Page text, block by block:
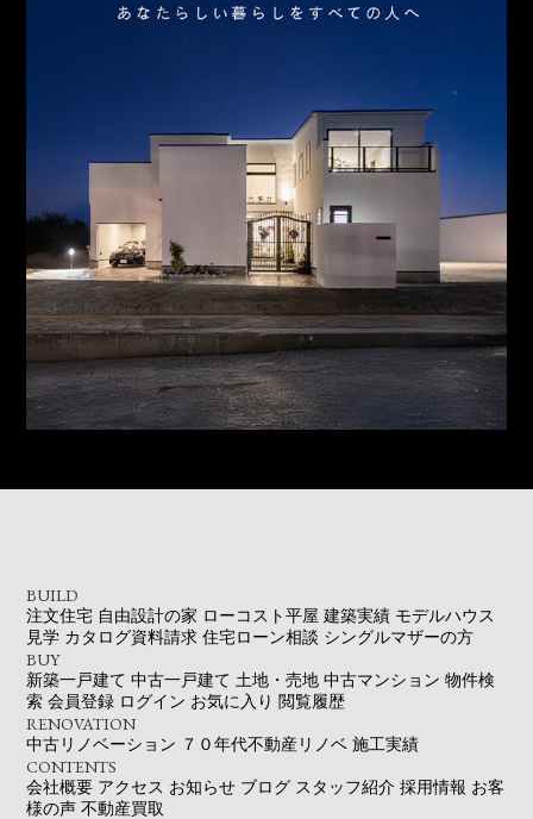
BUILD
注文住宅 自由設計の家 ローコスト平屋 建築実績 モデルハウス
見学 カタログ資料請求 住宅ローン相談 シングルマザーの方
BUY
新築一戸建て 中古一戸建て 土地・売地 中古マンション 物件検
索 会員登録 ログイン お気に入り 閲覧履歴
RENOVATION
中古リノベーション ７０年代不動産リノベ 施工実績
CONTENTS
会社概要 アクセス お知らせ ブログ スタッフ紹介 採用情報 お客
様の声 不動産買取